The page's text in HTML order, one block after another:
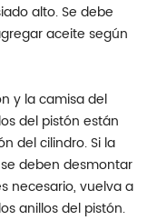
alto. Se debe
aceite según
y la camisa del
del pistón están
del cilindro. Si la
deben desmontar
necesario, vuelva a
anillos del pistón.